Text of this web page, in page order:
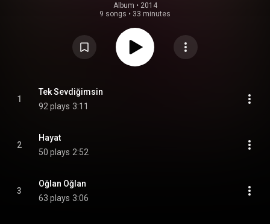
Album • 2014
9 songs • 33 minutes
1
Tek Sevdiğimsin
92 plays 3:11
2
Hayat
50 plays 2:52
3
Oğlan Oğlan
63 plays 3:06